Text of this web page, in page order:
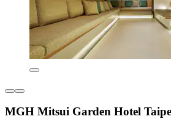
MGH Mitsui Garden Hotel